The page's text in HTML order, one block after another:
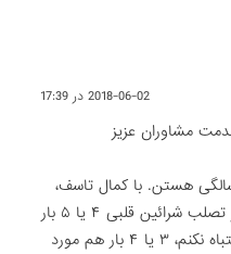
2018-06-02 در 17:39
مشاوران عزیز
بنده در سن ۶۶ سالگی هستن. با کمال تاسف،
ایشون تا بحال بخاطر تصلب شرائین قلبی ۴ یا ۵ بار
استنت شدن و اگه اشتباه نکنم، ۳ یا ۴ بار هم مورد